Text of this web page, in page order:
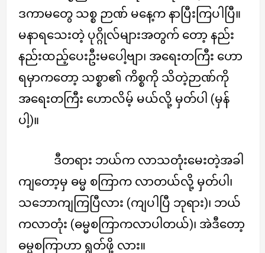
ဒကာမတွေ သစ္စ ဉာဏ် မနေ့က နာပြီးကြပါပြီ။
မနာရသေးတဲ့ ပုဂ္ဂိုလ်များအတွက် တော့ နည်း
နည်းထည့်ပေးဦးမပေါ့ဗျာ၊ အရေးတကြီး ဟော
ရမှာကတော့ သစ္စာ၏ ကိစ္စကို သိတဲ့ဉာဏ်ကို
အရေးတကြီး ဟောလိမ့် မယ်လို့ မှတ်ပါ (မှန်
ပါ့)။
ဒီတရား ဘယ်က လာသတုံးမေးတဲ့အခါ
ကျတော့မှ ဓမ္မ စကြာက လာတယ်လို့ မှတ်ပါ၊
သဘောကျကြပြီလား (ကျပါပြီ ဘုရား)၊ ဘယ်
ကလာတုံး (ဓမ္မစကြာကလာပါတယ်)၊ အဲဒီတော့
ဓမ္မစကြာဟာ ရွတ်ဖို့ လား။